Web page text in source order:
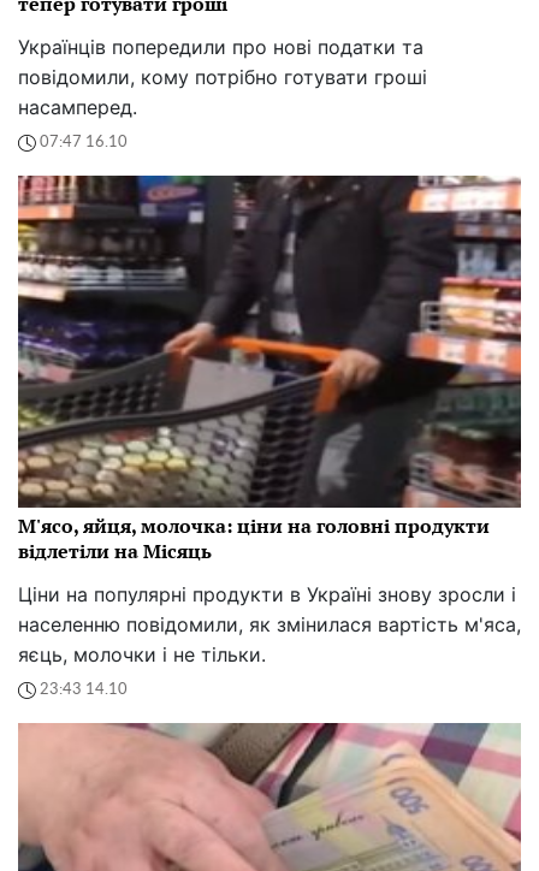
Українців попередили про нові податки та
повідомили, кому потрібно готувати гроші
насамперед.
07:47 16.10
М'ясо, яйця, молочка: ціни на головні продукти
відлетіли на Місяць
Ціни на популярні продукти в Україні знову зросли і
населенню повідомили, як змінилася вартість м'яса,
яєць, молочки і не тільки.
23:43 14.10